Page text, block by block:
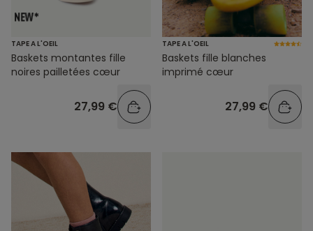
TAPE A L'OEIL
Baskets montantes fille
noires pailletées cœur
27,99 €
TAPE A L'OEIL
Baskets fille blanches
imprimé cœur
27,99 €